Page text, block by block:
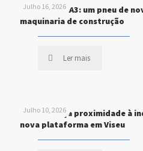
Julho 16, 2026
MICHELIN XHA3: um pneu de
maquinaria de construção
Ler mais
Julho 10, 2026
STEF reforça proximidade à
nova plataforma em Viseu